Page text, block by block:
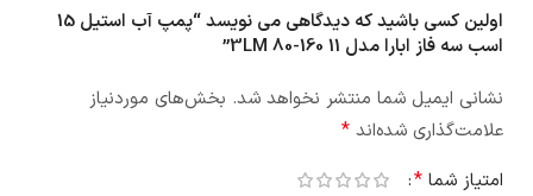
اولین کسی باشید که دیدگاهی می نویسد “پمپ آب استيل 15
اسب سه فاز ابارا مدل 3LM 80-160 11”
نشانی ایمیل شما منتشر نخواهد شد. بخش‌های موردنیاز
علامت‌گذاری شده‌اند *
امتیاز شما *